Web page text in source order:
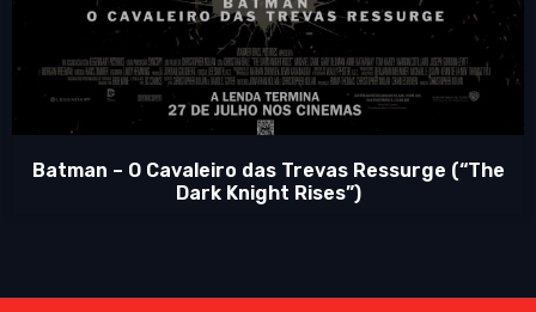
Batman – O Cavaleiro das Trevas Ressurge (“The
Dark Knight Rises”)